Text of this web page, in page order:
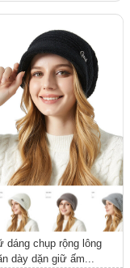
dáng chụp rộng lông
dày dặn giữ ấm...